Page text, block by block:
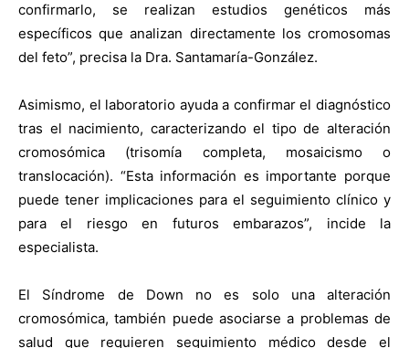
confirmarlo, se realizan estudios genéticos más
específicos que analizan directamente los cromosomas
del feto”, precisa la Dra. Santamaría-González.
Asimismo, el laboratorio ayuda a confirmar el diagnóstico
tras el nacimiento, caracterizando el tipo de alteración
cromosómica (trisomía completa, mosaicismo o
translocación). “Esta información es importante porque
puede tener implicaciones para el seguimiento clínico y
para el riesgo en futuros embarazos”, incide la
especialista.
El Síndrome de Down no es solo una alteración
cromosómica, también puede asociarse a problemas de
salud que requieren seguimiento médico desde el